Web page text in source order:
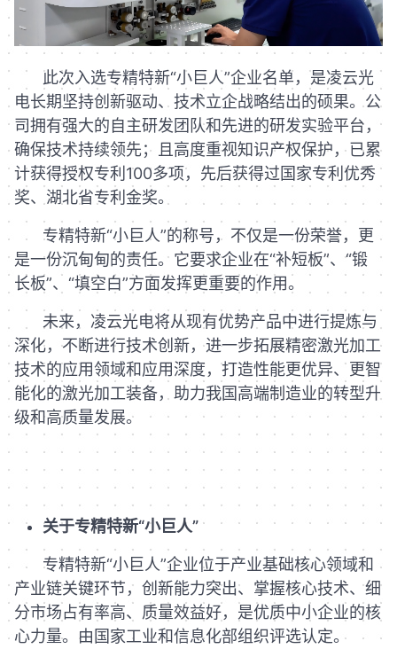
此次入选专精特新“小巨人”企业名单，是凌云光
电长期坚持创新驱动、技术立企战略结出的硕果。公
司拥有强大的自主研发团队和先进的研发实验平台，
确保技术持续领先；且高度重视知识产权保护，已累
计获得授权专利100多项，先后获得过国家专利优秀
奖、湖北省专利金奖。
专精特新“小巨人”的称号，不仅是一份荣誉，更
是一份沉甸甸的责任。它要求企业在“补短板”、“锻
长板”、“填空白”方面发挥更重要的作用。
未来，凌云光电将从现有优势产品中进行提炼与
深化，不断进行技术创新，进一步拓展精密激光加工
技术的应用领域和应用深度，打造性能更优异、更智
能化的激光加工装备，助力我国高端制造业的转型升
级和高质量发展。
关于专精特新“小巨人”
专精特新“小巨人”企业位于产业基础核心领域和
产业链关键环节，创新能力突出、掌握核心技术、细
分市场占有率高、质量效益好，是优质中小企业的核
心力量。由国家工业和信息化部组织评选认定。